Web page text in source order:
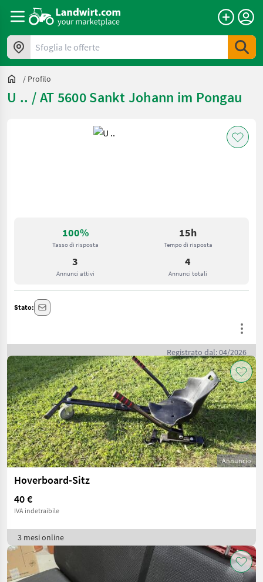
Sfoglia le offerte
/ Profilo
U .. / AT 5600 Sankt Johann im Pongau
100%
Tasso di risposta
15h
Tempo di risposta
3
Annunci attivi
4
Annunci totali
Stato:
Registrato dal: 04/2026
Annuncio
Hoverboard-Sitz
40 €
IVA indetraibile
3 mesi online